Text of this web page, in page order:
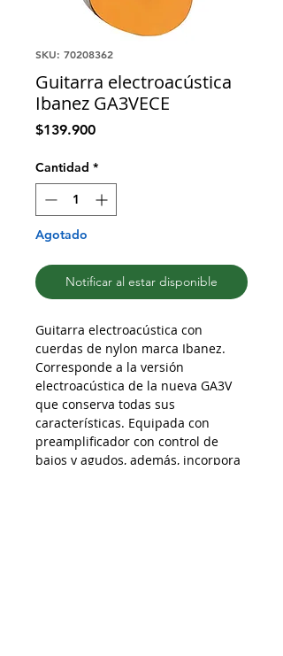
SKU: 70208362
Guitarra electroacústica
Ibanez GA3VECE
$139.900Precio
Cantidad *
Agotado
Notificar al estar disponible
Guitarra electroacústica con
cuerdas de nylon marca Ibanez.
Corresponde a la versión
electroacústica de la nueva GA3V
que conserva todas sus
características. Equipada con
preamplificador con control de
bajos y agudos, además, incorpora